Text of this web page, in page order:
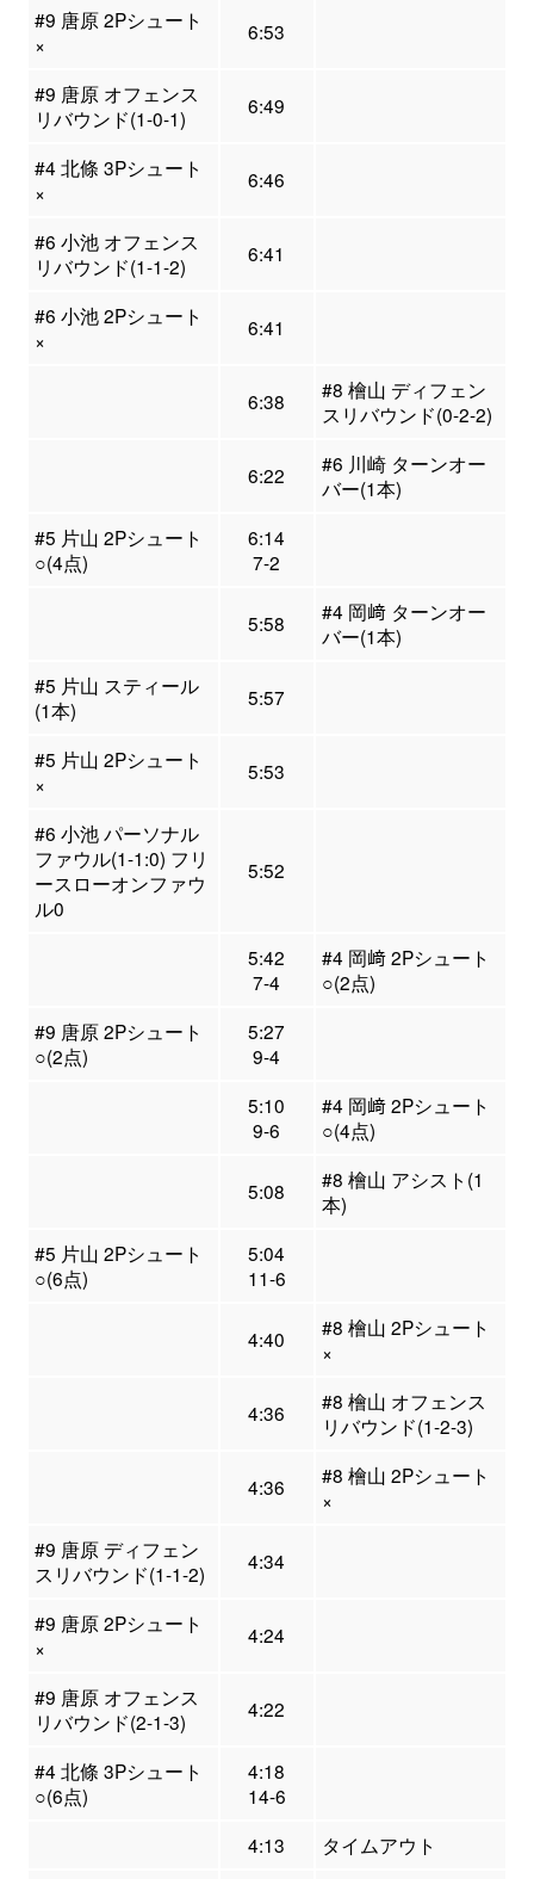
#9 唐原 2Pシュート
×
6:53
#9 唐原 オフェンス
リバウンド(1-0-1)
6:49
#4 北條 3Pシュート
×
6:46
#6 小池 オフェンス
リバウンド(1-1-2)
6:41
#6 小池 2Pシュート
×
6:41
6:38
#8 檜山 ディフェン
スリバウンド(0-2-2)
6:22
#6 川崎 ターンオー
バー(1本)
#5 片山 2Pシュート
○(4点)
6:14
7-2
5:58
#4 岡﨑 ターンオー
バー(1本)
#5 片山 スティール
(1本)
5:57
#5 片山 2Pシュート
×
5:53
#6 小池 パーソナル
ファウル(1-1:0) フリ
ースローオンファウ
ル0
5:52
5:42
7-4
#4 岡﨑 2Pシュート
○(2点)
#9 唐原 2Pシュート
○(2点)
5:27
9-4
5:10
9-6
#4 岡﨑 2Pシュート
○(4点)
5:08
#8 檜山 アシスト(1
本)
#5 片山 2Pシュート
○(6点)
5:04
11-6
4:40
#8 檜山 2Pシュート
×
4:36
#8 檜山 オフェンス
リバウンド(1-2-3)
4:36
#8 檜山 2Pシュート
×
#9 唐原 ディフェン
スリバウンド(1-1-2)
4:34
#9 唐原 2Pシュート
×
4:24
#9 唐原 オフェンス
リバウンド(2-1-3)
4:22
#4 北條 3Pシュート
○(6点)
4:18
14-6
4:13
タイムアウト